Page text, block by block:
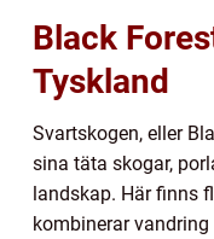
Black
Tyskland
Svartskogen, eller
sina täta skogar,
landskap. Här finns
kombinerar